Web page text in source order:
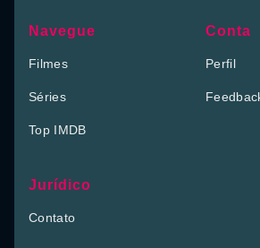
Navegue
Filmes
Séries
Top IMDB
Conta
Perfil
Jurídico
Contato